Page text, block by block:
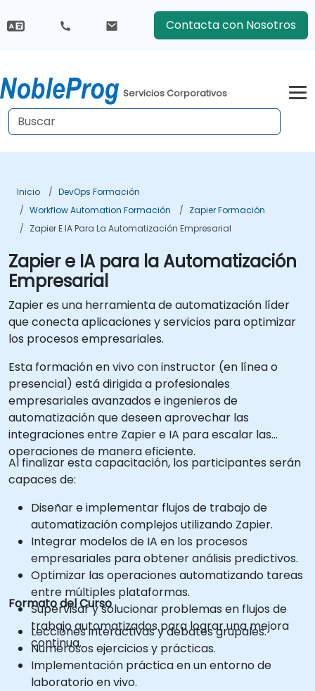
Contacta con Nosotros
Servicios Corporativos
Inicio
DevOps Formación
Workflow Automation Formación
Zapier Formación
Zapier E IA Para La Automatización Empresarial
Zapier e IA para la Automatización
Empresarial
Zapier es una herramienta de automatización líder
que conecta aplicaciones y servicios para optimizar
los procesos empresariales.
Esta formación en vivo con instructor (en línea o
presencial) está dirigida a profesionales
empresariales avanzados e ingenieros de
automatización que deseen aprovechar las
integraciones entre Zapier e IA para escalar las
operaciones de manera eficiente.
Al finalizar esta capacitación, los participantes serán
capaces de:
Diseñar e implementar flujos de trabajo de
automatización complejos utilizando Zapier.
Integrar modelos de IA en los procesos
empresariales para obtener análisis predictivos.
Optimizar las operaciones automatizando tareas
entre múltiples plataformas.
Supervisar y solucionar problemas en flujos de
trabajo automatizados para lograr una mejora
continua.
Formato del Curso
Lecciones interactivas y debates grupales.
Numerosos ejercicios y prácticas.
Implementación práctica en un entorno de
laboratorio en vivo.